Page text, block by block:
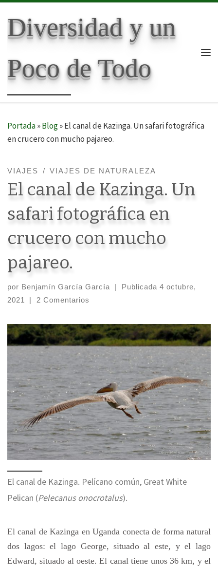
Diversidad y un
Poco de Todo
Portada»Blog»El canal de Kazinga. Un safari fotográfica
en crucero con mucho pajareo.
VIAJES VIAJES DE NATURALEZA
El canal de Kazinga. Un
safari fotográfica en
crucero con mucho
pajareo.
por Benjamín García García | Publicada 4 octubre,
2021
| 2 Comentarios
El canal de Kazinga. Pelícano común, Great White
Pelican (Pelecanus onocrotalus).
El canal de Kazinga en Uganda conecta de forma natural
dos lagos: el lago George, situado al este, y el lago
Edward, situado al oeste. El canal tiene unos 36 km, y el